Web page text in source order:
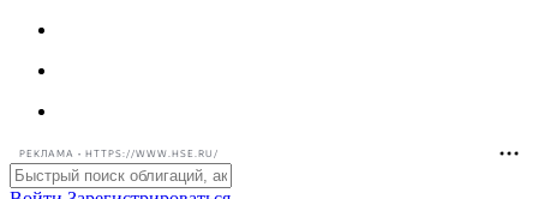
РЕКЛАМА • HTTPS://WWW.HSE.RU/